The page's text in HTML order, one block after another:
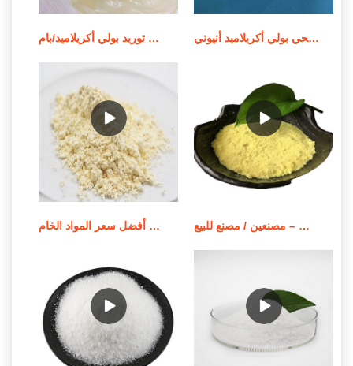
توريد بولي أكريلاميد/بام MSDS لمعالجة المياه في الصين الشركة المصنعة للمواد الكيميائية لمعالجة مياه الصرف الصحي بولي أكريلاميد أنيوني
أفضل سعر المواد الخام apam/مسحوق بولي أكريلاميد أنيوني بوليمر بولي أكريلاميد قابل للذوبان في الزيت – مصنعين / مصنع للبيع